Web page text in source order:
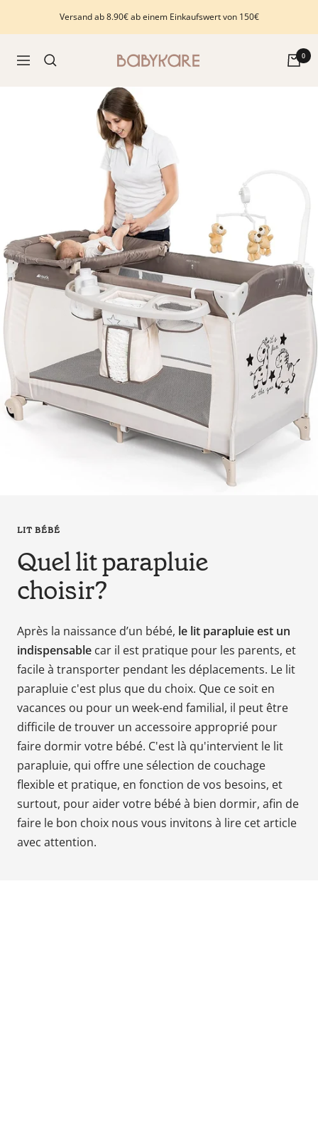
Versand ab 8.90€ ab einem Einkaufswert von 150€
Navigation
Babykare
pour
la
Chambre
bébé,
petite-
enfance
et
puériculture.
Tout
ce
dont
vous
avez
besoin
en
tant
que
parents
pour
votre
enfant,
pour
avec
sur
Babyphones,
coussins
maternité
et
de
lit
0
LIT BÉBÉ
Quel lit parapluie
choisir?
Après la naissance d’un bébé, le lit parapluie est un
indispensable car il est pratique pour les parents, et
facile à transporter pendant les déplacements. Le lit
parapluie c'est plus que du choix. Que ce soit en
vacances ou pour un week-end familial, il peut être
difficile de trouver un accessoire approprié pour
faire dormir votre bébé. C'est là qu'intervient le lit
parapluie, qui offre une sélection de couchage
flexible et pratique, en fonction de vos besoins, et
surtout, pour aider votre bébé à bien dormir, afin de
faire le bon choix nous vous invitons à lire cet article
avec attention.